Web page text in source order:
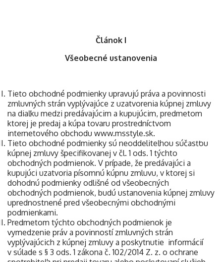
Článok I
Všeobecné ustanovenia
Tieto obchodné podmienky upravujú práva a povinnosti
zmluvných strán vyplývajúce z uzatvorenia kúpnej zmluvy
na diaľku medzi predávajúcim a kupujúcim, predmetom
ktorej je predaj a kúpa tovaru prostredníctvom
internetového obchodu www.msstyle.sk.
Tieto obchodné podmienky sú neoddeliteľnou súčasťou
kúpnej zmluvy špecifikovanej v čl. 1 ods. 1 týchto
obchodných podmienok. V prípade, že predávajúci a
kupujúci uzatvoria písomnú kúpnu zmluvu, v ktorej si
dohodnú podmienky odlišné od všeobecných
obchodných podmienok, budú ustanovenia kúpnej zmluvy
uprednostnené pred všeobecnými obchodnými
podmienkami.
Predmetom týchto obchodných podmienok je
vymedzenie práv a povinností zmluvných strán
vyplývajúcich z kúpnej zmluvy a poskytnutie informácií
v súlade s § 3 ods. 1 zákona č. 102/2014 Z. z. o ochrane